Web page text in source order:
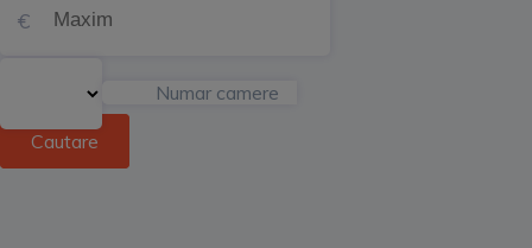
Numar camere
Cautare